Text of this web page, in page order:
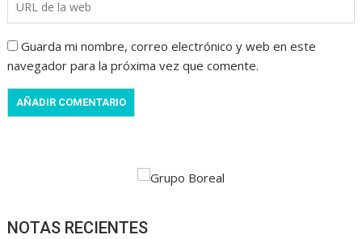
Guarda mi nombre, correo electrónico y web en este
navegador para la próxima vez que comente.
NOTAS RECIENTES